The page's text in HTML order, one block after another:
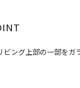
ング上部の一部をガ